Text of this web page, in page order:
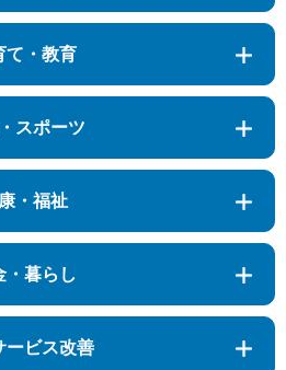
て・教育
スポーツ
・福祉
・暮らし
ービス改善